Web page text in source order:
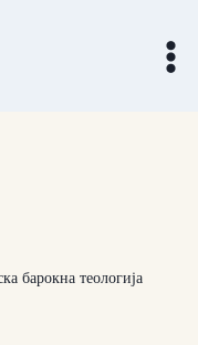
барокна теологија